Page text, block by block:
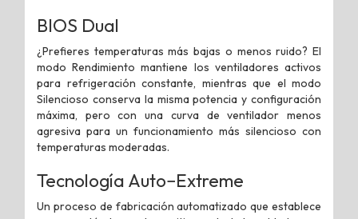
BIOS Dual
¿Prefieres temperaturas más bajas o menos ruido? El
modo Rendimiento mantiene los ventiladores activos
para refrigeración constante, mientras que el modo
Silencioso conserva la misma potencia y configuración
máxima, pero con una curva de ventilador menos
agresiva para un funcionamiento más silencioso con
temperaturas moderadas.
Tecnología Auto−Extreme
Un proceso de fabricación automatizado que establece